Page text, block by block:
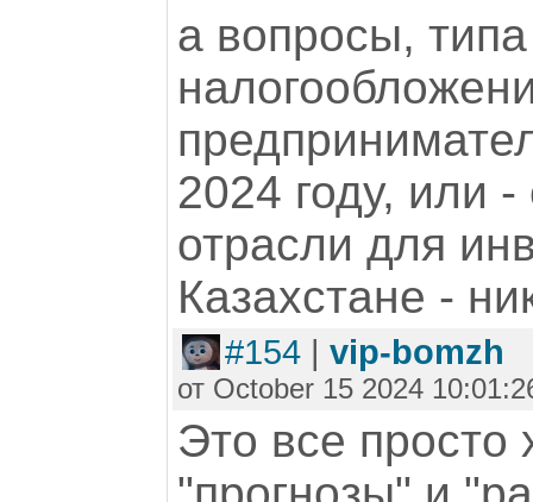
а вопросы,
2024 году, или
отрасли для
Казахстане -
#154 | vip-bomzh
от October 15 2024
Это все просто